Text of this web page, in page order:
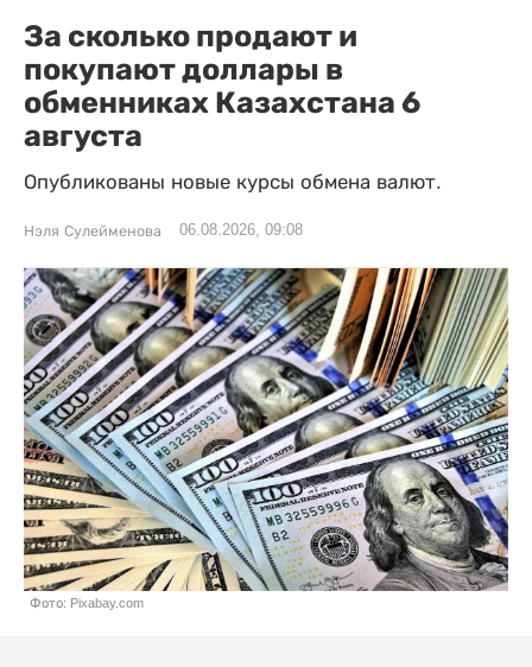
За сколько продают и
покупают доллары в
обменниках Казахстана 6
августа
Опубликованы новые курсы обмена валют.
Нэля Сулейменова 06.08.2026, 09:08
Фото: Pixabay.com